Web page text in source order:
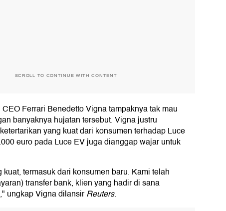
SCROLL TO CONTINUE WITH CONTENT
Ferrari Benedetto Vigna tampaknya tak mau
banyaknya hujatan tersebut. Vigna justru
yang kuat dari konsumen terhadap Luce
euro pada Luce EV juga dianggap wajar untuk
termasuk dari konsumen baru. Kami telah
transfer bank, klien yang hadir di sana
ungkap Vigna dilansirReuters.